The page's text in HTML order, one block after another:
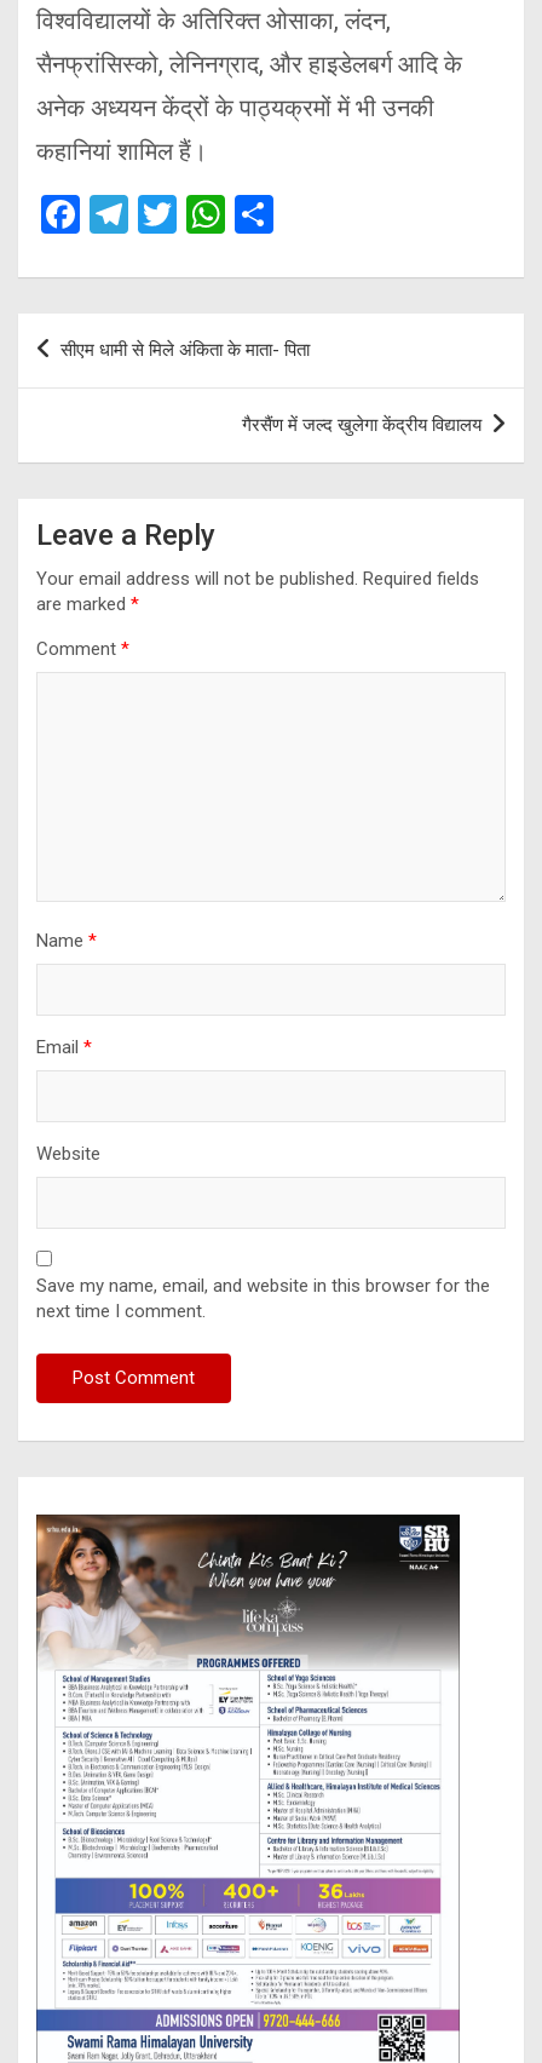
विश्वविद्यालयों के अतिरिक्त ओसाका, लंदन,
सैनफ्रांसिस्को, लेनिनग्राद, और हाइडेलबर्ग आदि के
अनेक अध्ययन केंद्रों के पाठ्यक्रमों में भी उनकी
कहानियां शामिल हैं।
F
ce
o
T
e
gr
a
T
tt
er
W
at
s
A
p
ar
e
Post
navigation
सीएम धामी से मिले अंकिता के माता- पिता
गैरसैंण में जल्द खुलेगा केंद्रीय विद्यालय
Leave a Reply
Your email address will not be published. Required fields
are marked *
Comment *
Name *
Email *
Website
Save my name, email, and website in this browser for the
next time I comment.